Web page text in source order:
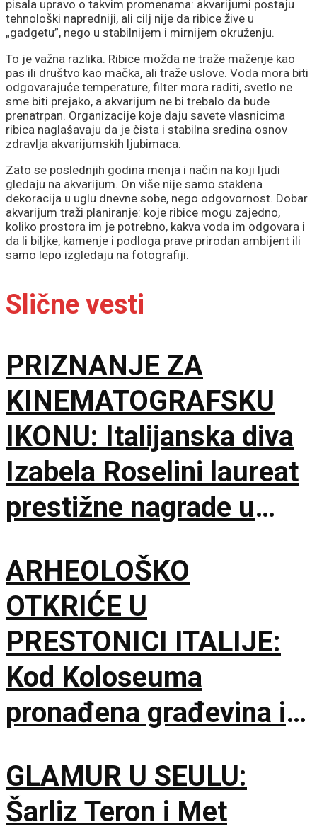
pisala upravo o takvim promenama: akvarijumi postaju
tehnološki napredniji, ali cilj nije da ribice žive u
„gadgetu”, nego u stabilnijem i mirnijem okruženju.
To je važna razlika. Ribice možda ne traže maženje kao
pas ili društvo kao mačka, ali traže uslove. Voda mora biti
odgovarajuće temperature, filter mora raditi, svetlo ne
sme biti prejako, a akvarijum ne bi trebalo da bude
prenatrpan. Organizacije koje daju savete vlasnicima
ribica naglašavaju da je čista i stabilna sredina osnov
zdravlja akvarijumskih ljubimaca.
Zato se poslednjih godina menja i način na koji ljudi
gledaju na akvarijum. On više nije samo staklena
dekoracija u uglu dnevne sobe, nego odgovornost. Dobar
akvarijum traži planiranje: koje ribice mogu zajedno,
koliko prostora im je potrebno, kakva voda im odgovara i
da li biljke, kamenje i podloga prave prirodan ambijent ili
samo lepo izgledaju na fotografiji.
Slične vesti
PRIZNANJE ZA
KINEMATOGRAFSKU
IKONU: Italijanska diva
Izabela Roselini laureat
prestižne nagrade u
ARHEOLOŠKO
OTKRIĆE U
PRESTONICI ITALIJE:
Kod Koloseuma
pronađena građevina iz
mozaicima i freskama
GLAMUR U SEULU:
Šarliz Teron i Met